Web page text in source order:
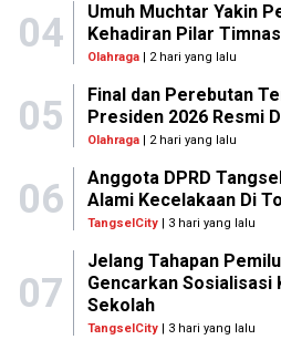
04
Umuh Muchtar Yakin
Kehadiran Pilar
Olahraga| 2 hari yang lalu
05
Final dan Perebutan
Presiden 2026 Resmi
Olahraga| 2 hari yang lalu
06
Anggota DPRD
Alami Kecelakaan Di
TangselCity| 3 hari yang lalu
07
Jelang Tahapan
Gencarkan Sosialisasi
Sekolah
TangselCity| 3 hari yang lalu